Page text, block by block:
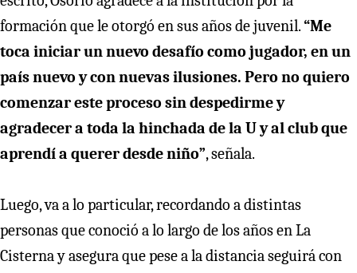
formación que le otorgó en sus años de juvenil.“Me
toca iniciar un nuevo desafío como jugador, en un
país nuevo y con nuevas ilusiones. Pero no quiero
comenzar este proceso sin despedirme y
agradecer a toda la hinchada de la U y al club que
aprendí a querer desde niño”, señala.
Luego, va a lo particular, recordando a distintas
personas que conoció a lo largo de los años en La
Cisterna y asegura que pese a la distancia seguirá con